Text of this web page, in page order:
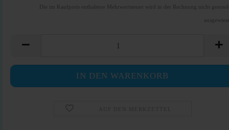
Die im Kaufpreis enthaltene Mehrwertsteuer wird in der Rechnung nicht